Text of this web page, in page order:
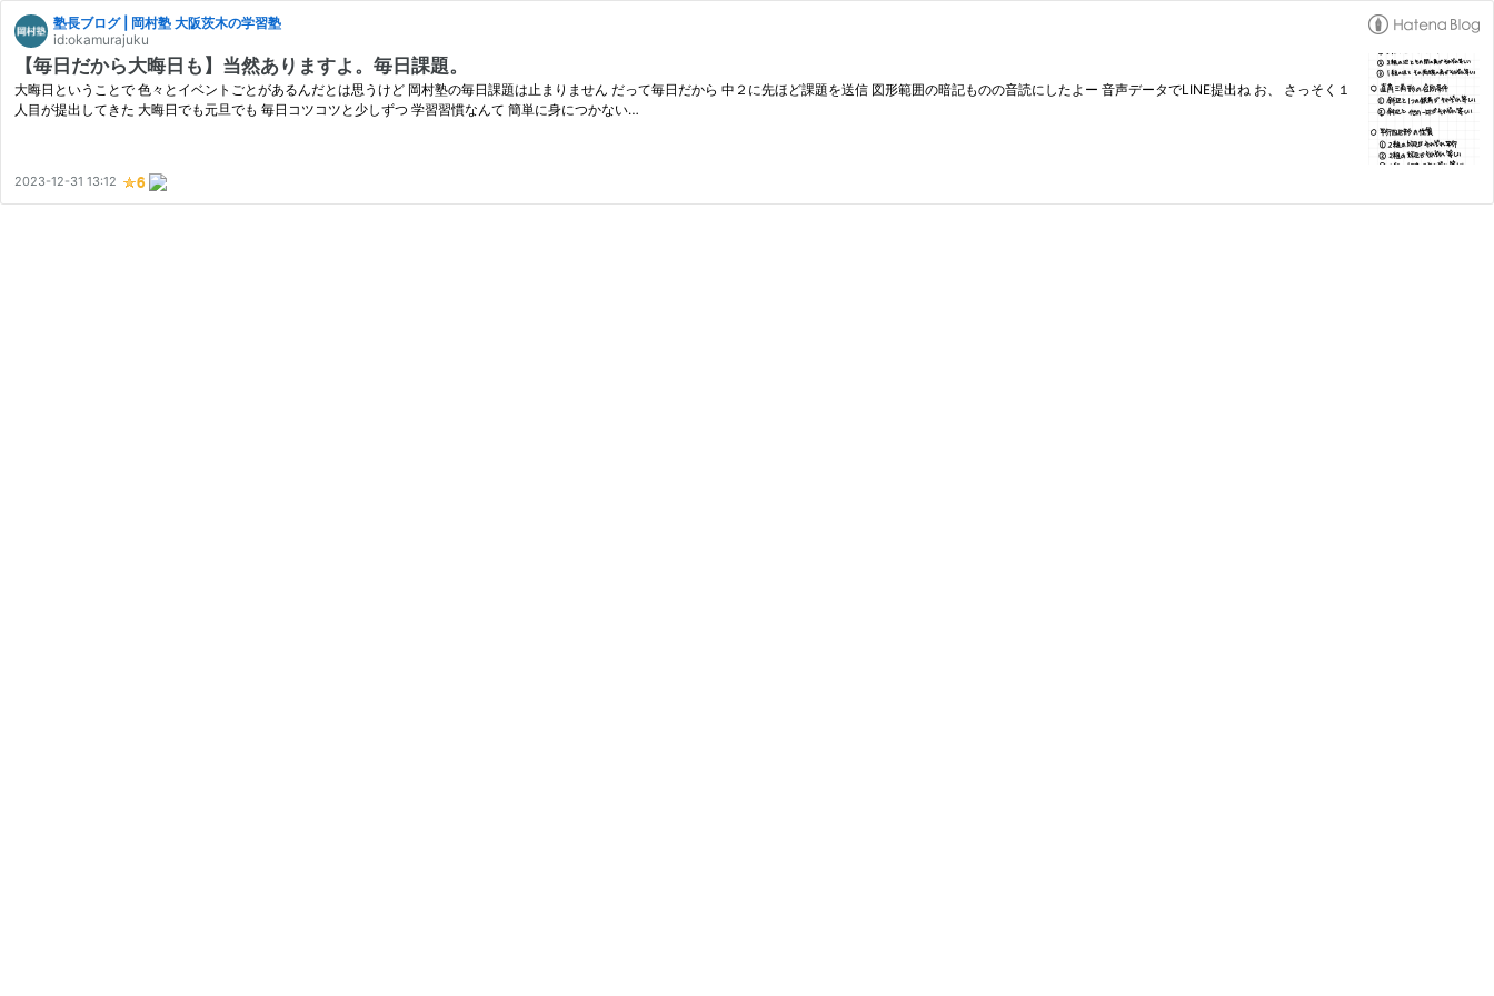
塾長ブログ | 岡村塾 大阪茨木の学習塾
id:okamurajuku
【毎日だから大晦日も】当然ありますよ。毎日課題。
大晦日ということで 色々とイベントごとがあるんだとは思うけど 岡村塾の毎日課題は止まりません だって毎日だから 中２に先ほど課題を送信 図形範囲の暗記ものの音読にしたよー 音声データでLINE提出ね お、 さっそく１
人目が提出してきた 大晦日でも元旦でも 毎日コツコツと少しずつ 学習習慣なんて 簡単に身につかない…
2023-12-31 13:12